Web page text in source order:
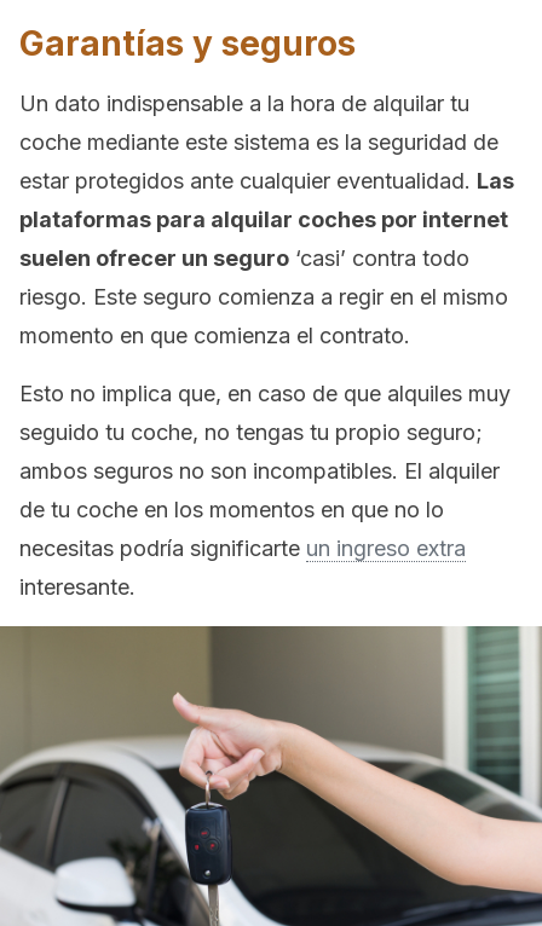
Garantías y seguros
Un dato indispensable a la hora de alquilar tu
coche mediante este sistema es la seguridad de
estar protegidos ante cualquier eventualidad. Las
plataformas para alquilar coches por internet
suelen ofrecer un seguro ‘casi’ contra todo
riesgo. Este seguro comienza a regir en el mismo
momento en que comienza el contrato.
Esto no implica que, en caso de que alquiles muy
seguido tu coche, no tengas tu propio seguro;
ambos seguros no son incompatibles. El alquiler
de tu coche en los momentos en que no lo
necesitas podría significarte un ingreso extra
interesante.